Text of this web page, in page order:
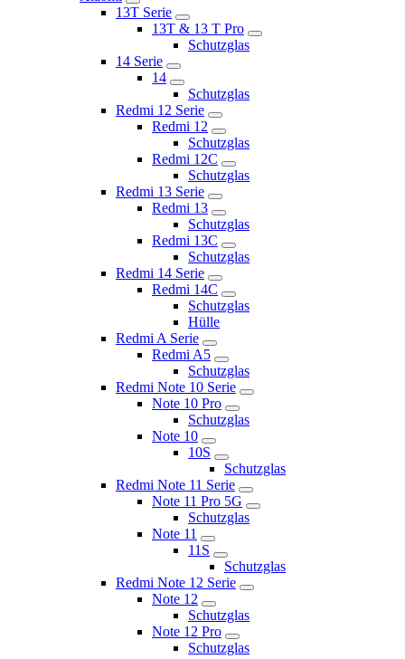
13T Serie
13T & 13 T Pro
Schutzglas
14 Serie
14
Schutzglas
Redmi 12 Serie
Redmi 12
Schutzglas
Redmi 12C
Schutzglas
Redmi 13 Serie
Redmi 13
Schutzglas
Redmi 13C
Schutzglas
Redmi 14 Serie
Redmi 14C
Schutzglas
Hülle
Redmi A Serie
Redmi A5
Schutzglas
Redmi Note 10 Serie
Note 10 Pro
Schutzglas
Note 10
10S
Schutzglas
Redmi Note 11 Serie
Note 11 Pro 5G
Schutzglas
Note 11
11S
Schutzglas
Redmi Note 12 Serie
Note 12
Schutzglas
Note 12 Pro
Schutzglas